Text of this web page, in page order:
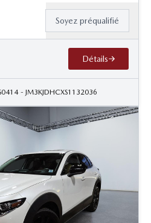
Soyez préqualifié
Détails
- JM3KJDHCXS1132036